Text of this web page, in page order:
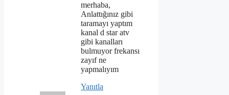
merhaba,
Anlattığınız gibi
taramayı yaptım
kanal d star atv
gibi kanalları
bulmuyor frekansı
zayıf ne
yapmalıyım
Yanıtla